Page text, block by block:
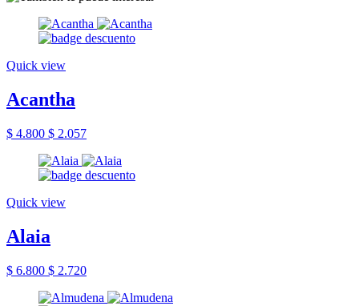
Quick view
Acantha
$ 4.800 $ 2.057
Quick view
Alaia
$ 6.800 $ 2.720